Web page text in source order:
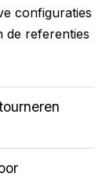
configuraties
de referenties